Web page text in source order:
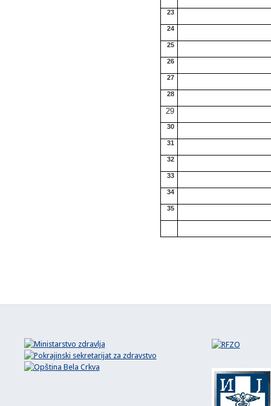
23
24
25
26
27
28
29
30
31
32
33
34
35